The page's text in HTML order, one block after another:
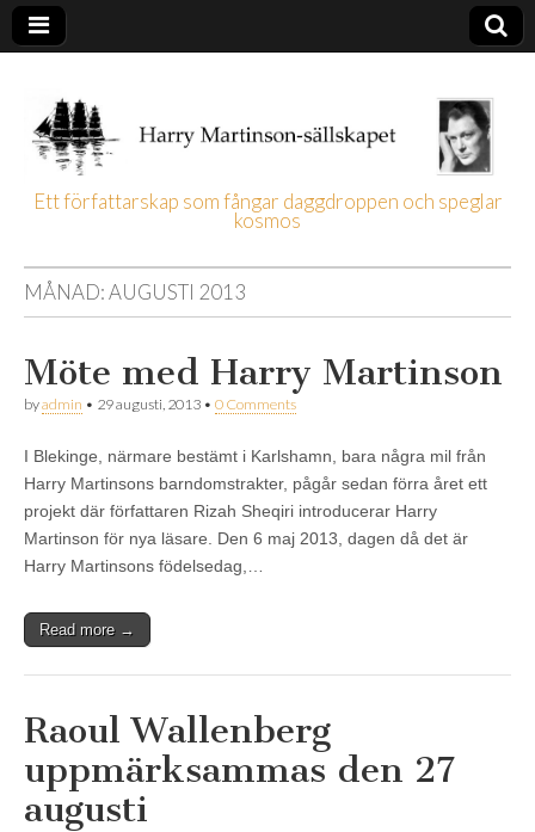
Harry
Martinson-
sällskapet
Ett författarskap som fångar daggdroppen och speglar
kosmos
MÅNAD:AUGUSTI 2013
Möte med Harry Martinson
byadmin • 29 augusti, 2013 • 0 Comments
I Blekinge, närmare bestämt i Karlshamn, bara några mil från
Harry Martinsons barndomstrakter, pågår sedan förra året ett
projekt där författaren Rizah Sheqiri introducerar Harry
Martinson för nya läsare. Den 6 maj 2013, dagen då det är
Harry Martinsons födelsedag,…
Read more →
Raoul Wallenberg
uppmärksammas den 27
augusti